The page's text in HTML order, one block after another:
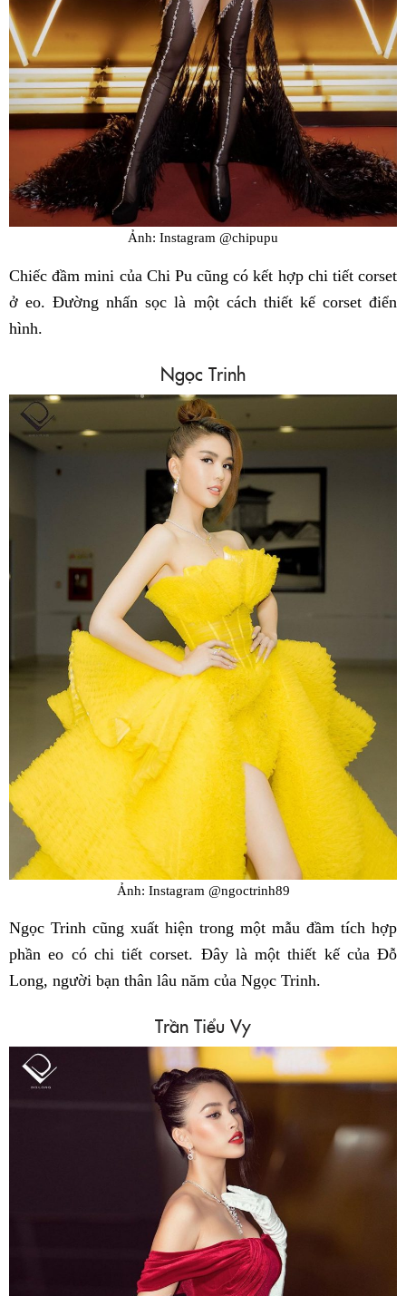
Ảnh: Instagram @chipupu
Chiếc đầm mini của Chi Pu cũng có kết hợp chi tiết corset
ở eo. Đường nhấn sọc là một cách thiết kế corset điển
hình.
Ngọc Trinh
Ảnh: Instagram @ngoctrinh89
Ngọc Trinh cũng xuất hiện trong một mẫu đầm tích hợp
phần eo có chi tiết corset. Đây là một thiết kế của Đỗ
Long, người bạn thân lâu năm của Ngọc Trinh.
Trần Tiểu Vy